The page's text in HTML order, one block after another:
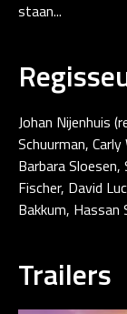
staan...
Johan Nijenhuis
Schuurman,
Barbara
Fischer, David
Bakkum, Hassan
Trailers